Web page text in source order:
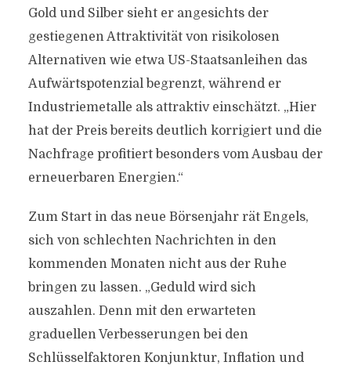
Gold und Silber sieht er angesichts der
gestiegenen Attraktivität von risikolosen
Alternativen wie etwa US-Staatsanleihen das
Aufwärtspotenzial begrenzt, während er
Industriemetalle als attraktiv einschätzt. „Hier
hat der Preis bereits deutlich korrigiert und die
Nachfrage profitiert besonders vom Ausbau der
erneuerbaren Energien.“
Zum Start in das neue Börsenjahr rät Engels,
sich von schlechten Nachrichten in den
kommenden Monaten nicht aus der Ruhe
bringen zu lassen. „Geduld wird sich
auszahlen. Denn mit den erwarteten
graduellen Verbesserungen bei den
Schlüsselfaktoren Konjunktur, Inflation und